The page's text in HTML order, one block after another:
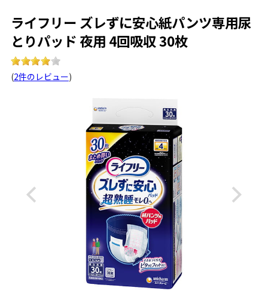
ライフリー ズレずに安心紙パンツ専用尿
とりパッド 夜用 4回吸収 30枚
(2件のレビュー)
Previous Next